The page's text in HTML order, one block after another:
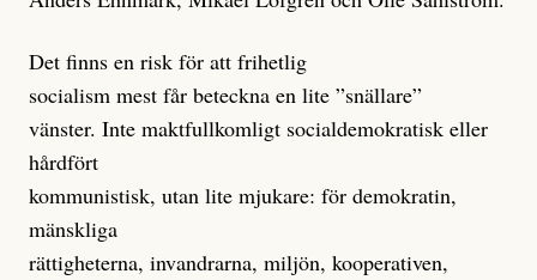
Det finns en risk för att frihetlig
socialism mest får beteckna en lite ”snällare”
vänster. Inte maktfullkomligt socialdemokratisk eller
hårdfört
kommunistisk, utan lite mjukare: för demokratin,
mänskliga
rättigheterna, invandrarna, miljön, kooperativen,